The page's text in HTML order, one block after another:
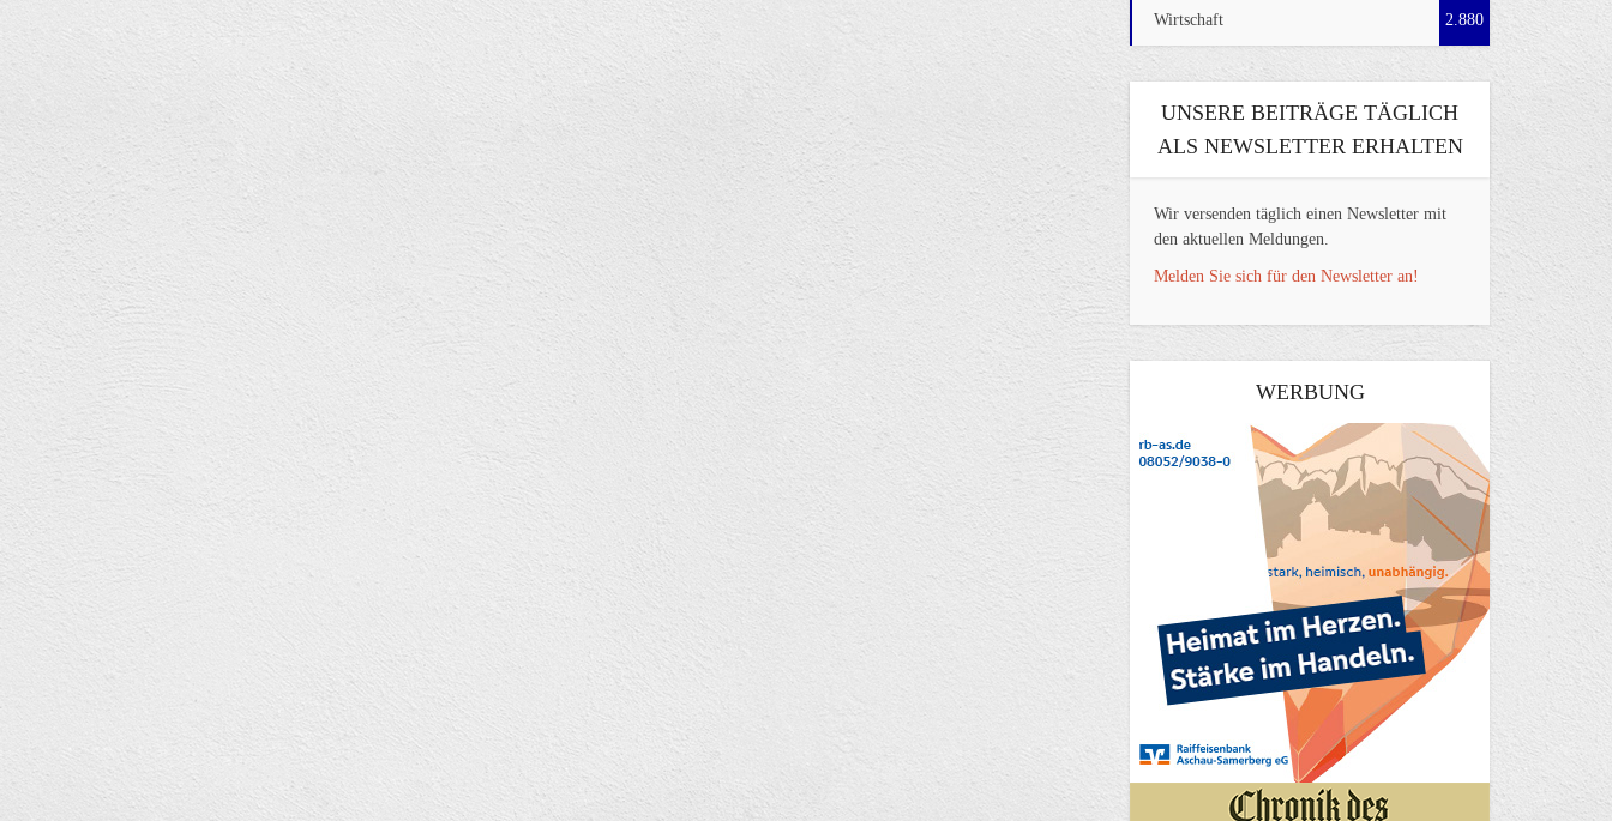
Wirtschaft 2.880
UNSERE BEITRÄGE TÄGLICH
ALS NEWSLETTER ERHALTEN
Wir versenden täglich einen Newsletter mit
den aktuellen Meldungen.
Melden Sie sich für den Newsletter an!
WERBUNG